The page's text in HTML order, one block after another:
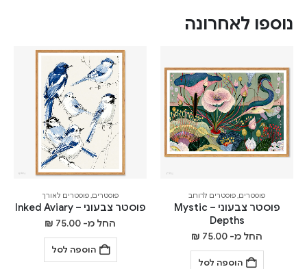
נוספו לאחרונה
פוסטרים,פוסטרים לרוחב
פוסטר צבעוני – Mystic
Depths
החל מ- ₪ 75.00
הוספה לסל
פוסטרים,פוסטרים לאורך
פוסטר צבעוני – Inked Aviary
החל מ- ₪ 75.00
הוספה לסל